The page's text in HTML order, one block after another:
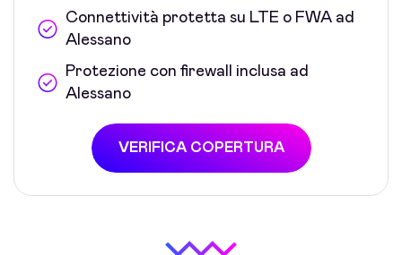
Connettività protetta su LTE o FWA ad
Alessano
Protezione con firewall inclusa ad
Alessano
VERIFICA COPERTURA